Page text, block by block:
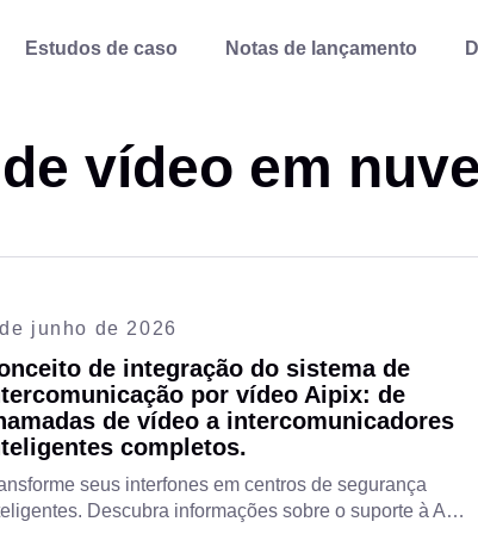
Estudos de caso Notas de lançamento
vídeo em
junho de 2026
de integração do sistema de
por vídeo Aipix: de
de vídeo a intercomunicadores
completos.
seus interfones em centros de segurança
Descubra informações sobre o suporte à API